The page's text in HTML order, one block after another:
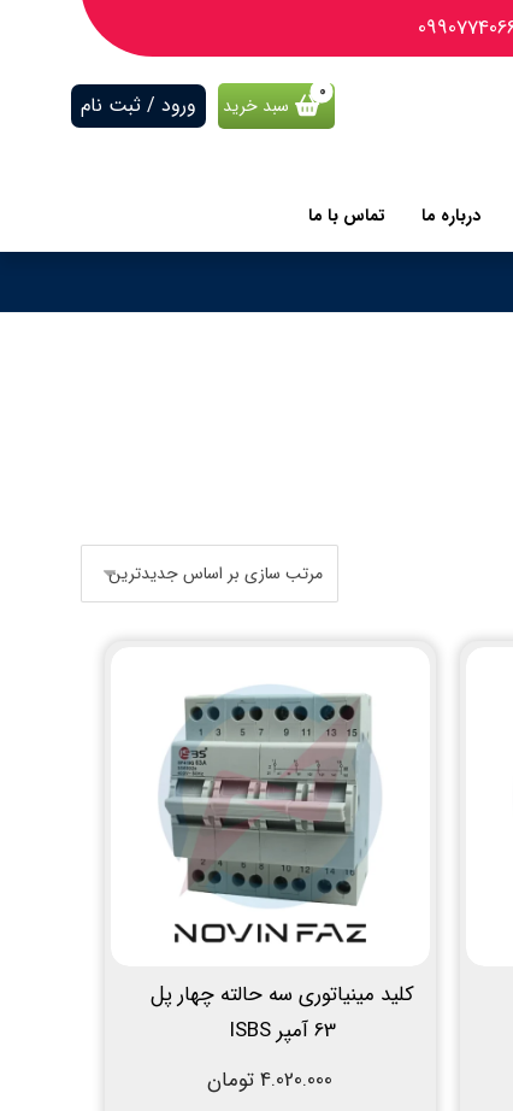
ورود / ثبت نام سبد خرید
درباره ما تماس با ما
کلید مینیاتوری سه حالته چهار پل
63 آمپر ISBS
4.020.000تومان